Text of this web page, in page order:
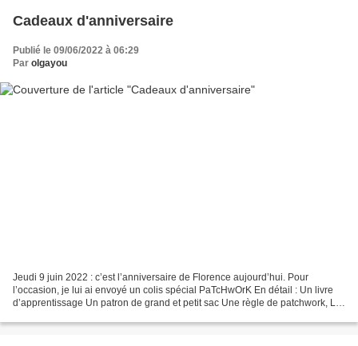
Cadeaux d'anniversaire
Publié le 09/06/2022 à 06:29
Par olgayou
Jeudi 9 juin 2022 : c’est l’anniversaire de Florence aujourd’hui. Pour
l’occasion, je lui ai envoyé un colis spécial PaTcHwOrK En détail : Un livre
d’apprentissage Un patron de grand et petit sac Une règle de patchwork, Le